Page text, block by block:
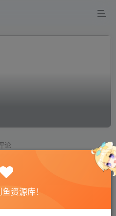
论
梅尔的文明VII/文明7（Sid
Civilization VII）本体+9DLC
XCI整合版 官中简体
器游戏
资源库！